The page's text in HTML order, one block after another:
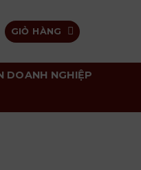
GIỎ HÀNG
DOANH NGHIỆP